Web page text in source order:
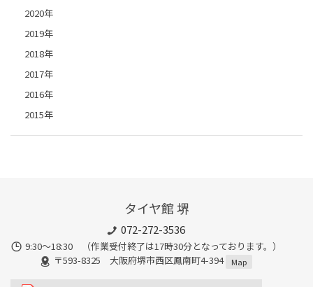
2020年
2019年
2018年
2017年
2016年
2015年
タイヤ館 堺
072-272-3536
9:30〜18:30 （作業受付終了は17時30分となっております。）
〒593-8325 大阪府堺市西区鳳南町4-394
Map